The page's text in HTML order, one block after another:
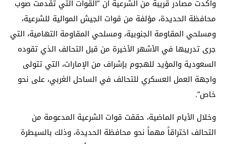
وأكدت مصادر قريبة من الشرعية أن “القوات التي تقدمت صوب
محافظة الحديدة، مؤلفة من قوات الجيش الموالية للشرعية،
ومسلحي المقاومة الجنوبية، ومسلحي المقاومة التهامية، التي
جرى تدريبها في الأشهر الأخيرة من قبل التحالف الذي تقوده
السعودية والمؤيد للهجوم بإشراف من الإمارات، التي تتولى
واجهة العمل العسكري للتحالف في الساحل الغربي، على نحو
خاص”.
وخلال الأيام الماضية، حققت قوات الشرعية المدعومة من
التحالف اختراقاً مهماً نحو محافظة الحديدة، وذلك بالسيطرة